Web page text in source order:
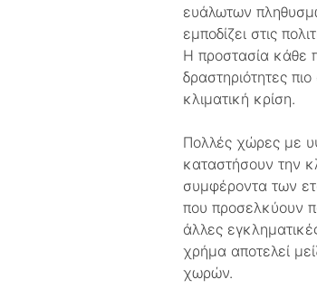
ευάλωτων
εμποδίζει στις
Η προστασία κάθε
δραστηριότητες
κλιματική κρίση.
Πολλές χώρες με
καταστήσουν την
συμφέροντα των
που προσελκύουν
άλλες
χρήμα αποτελεί
χωρών.